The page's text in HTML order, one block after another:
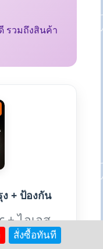
รวมถึงสินค้า
+ ป้องกัน
+ ไอเอส
กันโรค ใน
สั่งซื้อทันที